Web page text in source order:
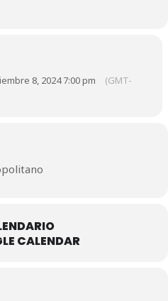
8, 2024 7:00 pm
(GMT-
CALENDAR